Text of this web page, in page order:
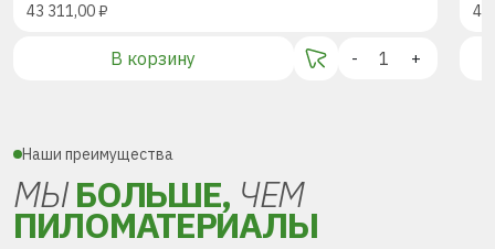
43 311,00₽
В корзину - +
43
Наши преимущества
МЫБОЛЬШЕ, ЧЕМ
ПИЛОМАТЕРИАЛЫ